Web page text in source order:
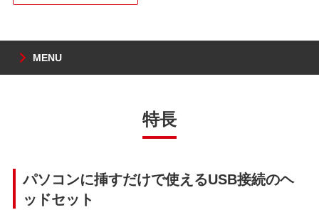
MENU
特長
パソコンに挿すだけで使えるUSB接続のヘ
ッドセット